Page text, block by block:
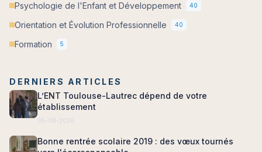
Psychologie de l'Enfant et Développement 40
Orientation et Évolution Professionnelle 40
Formation 5
DERNIERS ARTICLES
L’ENT Toulouse-Lautrec dépend de votre
établissement
05-08-2026
Bonne rentrée scolaire 2019 : des vœux tournés